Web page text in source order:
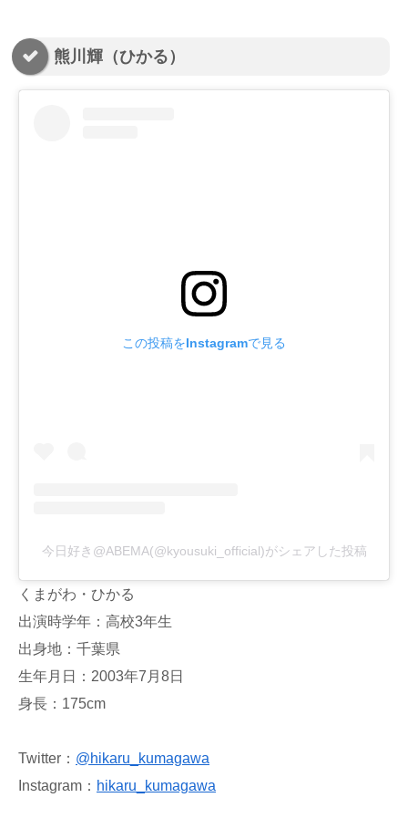
熊川輝（ひかる）
この投稿をInstagramで見る
今日好き@ABEMA(@kyousuki_official)がシェアした投稿
くまがわ・ひかる
出演時学年：高校3年生
出身地：千葉県
生年月日：2003年7月8日
身長：175cm
Twitter： @hikaru_kumagawa
Instagram： hikaru_kumagawa